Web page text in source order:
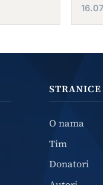
STRANICE
O nama
Tim
Donatori